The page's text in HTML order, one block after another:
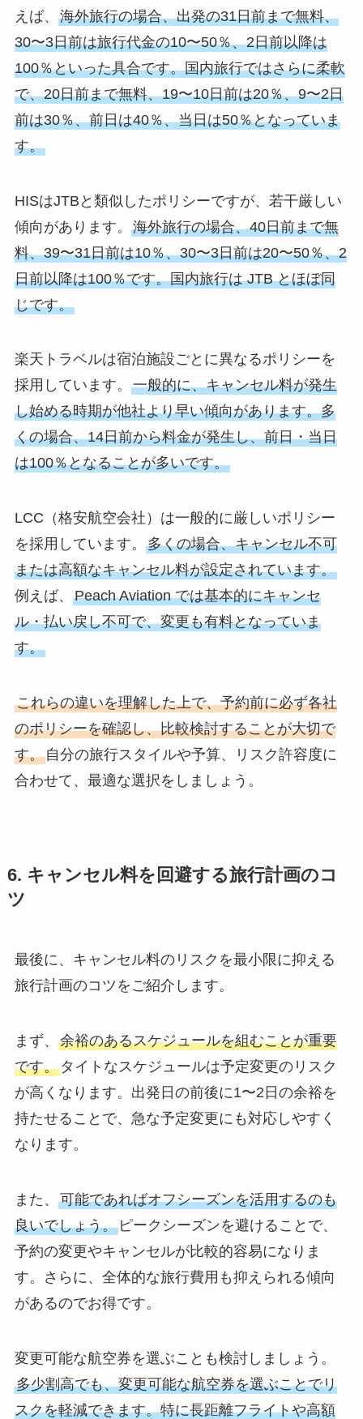
えば、 海外旅行の場合、出発の31日前まで無料、
30〜3日前は旅行代金の10〜50％、2日前以降は
100％といった具合です。国内旅行ではさらに柔軟
で、20日前まで無料、19〜10日前は20％、9〜2日
前は30％、前日は40％、当日は50％となっていま
す。
HISはJTBと類似したポリシーですが、若干厳しい
傾向があります。 海外旅行の場合、40日前まで無
料、39〜31日前は10％、30〜3日前は20〜50％、2
日前以降は100％です。国内旅行は JTB とほぼ同
じです。
楽天トラベルは宿泊施設ごとに異なるポリシーを
採用しています。 一般的に、キャンセル料が発生
し始める時期が他社より早い傾向があります。多
くの場合、14日前から料金が発生し、前日・当日
は100％となることが多いです。
LCC（格安航空会社）は一般的に厳しいポリシー
を採用しています。 多くの場合、キャンセル不可
または高額なキャンセル料が設定されています。
例えば、 Peach Aviation では基本的にキャンセ
ル・払い戻し不可で、変更も有料となっていま
す。
これらの違いを理解した上で、予約前に必ず各社
のポリシーを確認し、比較検討することが大切で
す。自分の旅行スタイルや予算、リスク許容度に
合わせて、最適な選択をしましょう。
6. キャンセル料を回避する旅行計画のコ
ツ
最後に、キャンセル料のリスクを最小限に抑える
旅行計画のコツをご紹介します。
まず、 余裕のあるスケジュールを組むことが重要
です。タイトなスケジュールは予定変更のリスク
が高くなります。出発日の前後に1〜2日の余裕を
持たせることで、急な予定変更にも対応しやすく
なります。
また、 可能であればオフシーズンを活用するのも
良いでしょう。ピークシーズンを避けることで、
予約の変更やキャンセルが比較的容易になりま
す。さらに、全体的な旅行費用も抑えられる傾向
があるのでお得です。
変更可能な航空券を選ぶことも検討しましょう。
多少割高でも、変更可能な航空券を選ぶことでリ
スクを軽減できます。特に長距離フライトや高額